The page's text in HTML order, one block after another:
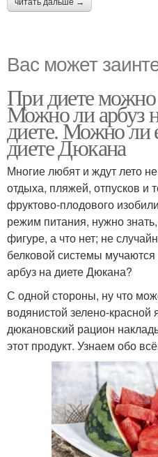
Вас может
При диете можно
Можно ли арбуз
диете. Можно ли
диете Дюкана
Многие любят и ждут лето
отдыха, пляжей, отпусков и
фруктово-плодового
режим питания, нужно
фигуре, а что нет; не
белковой системы
арбуз на диете Дюкана?
С одной стороны, ну что
водянистой зелено-красной
дюкановский рацион
этот продукт. Узнаем обо